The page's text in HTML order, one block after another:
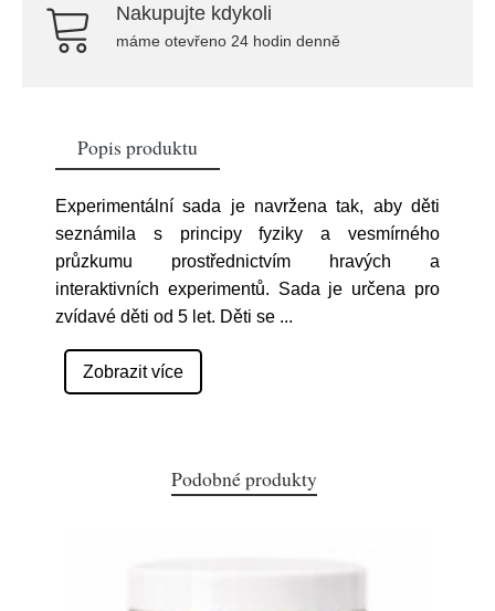
Nakupujte kdykoli
máme otevřeno 24 hodin denně
Popis produktu
Experimentální sada je navržena tak, aby děti
seznámila s principy fyziky a vesmírného
průzkumu prostřednictvím hravých a
interaktivních experimentů. Sada je určena pro
zvídavé děti od 5 let. Děti se ...
Zobrazit více
Podobné produkty